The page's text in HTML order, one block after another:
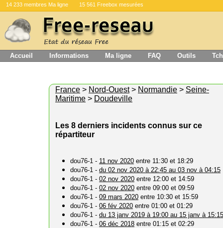
14 233 membres Ma ligne 15 561 Freebox mesurées
Accueil Informations Ma ligne FAQ Outils
France > Nord-Ouest> Normandie > Seine-
Maritime > Doudeville
Les 8 derniers incidents connus sur ce
répartiteur
dou76-1 - 11 nov 2020 entre 11:30 et 18:29
dou76-1 - du 02 nov 2020 à 22:45 au 03 nov à 04:15
dou76-1 - 02 nov 2020 entre 12:00 et 14:59
dou76-1 - 02 nov 2020 entre 09:00 et 09:59
dou76-1 - 09 mars 2020 entre 10:30 et 15:59
dou76-1 - 06 fév 2020 entre 01:00 et 01:29
dou76-1 - du 13 janv 2019 à 19:00 au 15 janv à 15:15
dou76-1 - 06 déc 2018 entre 01:15 et 02:29